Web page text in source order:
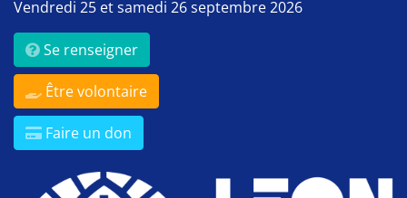
Vendredi 25 et samedi 26 septembre 2026
Se renseigner
Être volontaire
Faire un don